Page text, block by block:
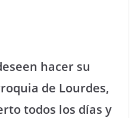
hacer su
de Lourdes,
todos los días y